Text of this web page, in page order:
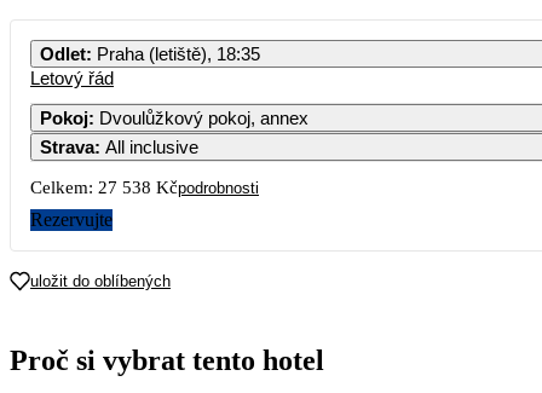
Odlet: Praha (letiště), 18:35
Letový řád
Pokoj: Dvoulůžkový pokoj, annex
Strava: All inclusive
Celkem: 27 538 Kčpodrobnosti
Rezervujte
uložit do oblíbených
Proč si vybrat tento hotel